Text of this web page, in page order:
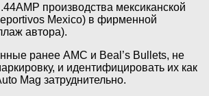
производства мексиканской
Mexico) в фирменной
автора).
ранее АМС и Beal’s Bullets, не
и идентифицировать их как
Mag затруднительно.